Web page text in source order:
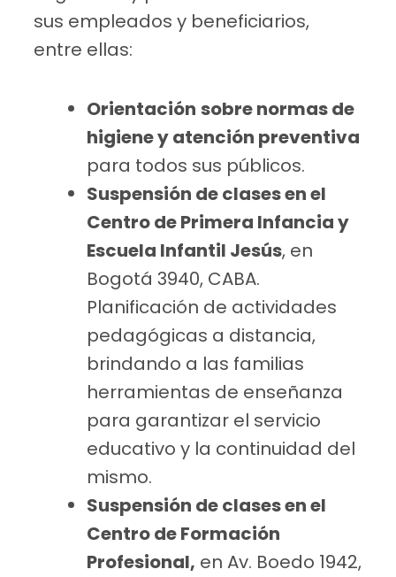
sus empleados y beneficiarios,
entre ellas:
Orientación sobre normas de
higiene y atención preventiva
para todos sus públicos.
Suspensión de clases en el
Centro de Primera Infancia y
Escuela Infantil Jesús, en
Bogotá 3940, CABA.
Planificación de actividades
pedagógicas a distancia,
brindando a las familias
herramientas de enseñanza
para garantizar el servicio
educativo y la continuidad del
mismo.
Suspensión de clases en el
Centro de Formación
Profesional, en Av. Boedo 1942,